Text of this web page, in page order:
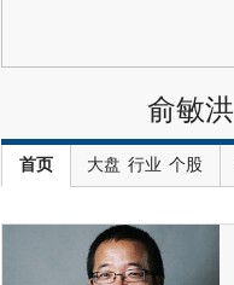
俞敏洪
首页 大盘 行业 个股